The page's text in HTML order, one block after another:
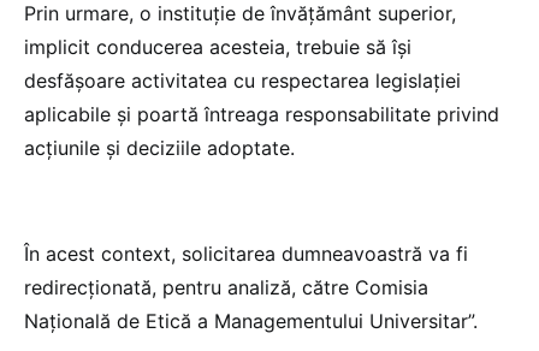
Prin urmare, o instituție de învățământ superior,
implicit conducerea acesteia, trebuie să își
desfășoare activitatea cu respectarea legislației
aplicabile și poartă întreaga responsabilitate privind
acțiunile și deciziile adoptate.
În acest context, solicitarea dumneavoastră va fi
redirecționată, pentru analiză, către Comisia
Națională de Etică a Managementului Universitar”.